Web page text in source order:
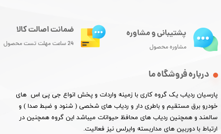
درباره فروشگاه ما
پارسیان ردیاب یک گروه کاری با زمینه واردات و پخش انواع جی پی اس های
خودرو برق مستقیم و باطری دار و ردیاب های شخصی ( شنود و ضبط صدا ) و
سالمند و همچنین ردیاب های محافظ حیوانات میباشد این گروه همچنین در
ارتباط با دوربین های مداربسته وایرلس نیز فعالیت.​​​​​​​
پشتیبانی و مشاوره
مشاوره محصول
ضمانت اصالت کالا
24 ساعت مهلت تست محصول